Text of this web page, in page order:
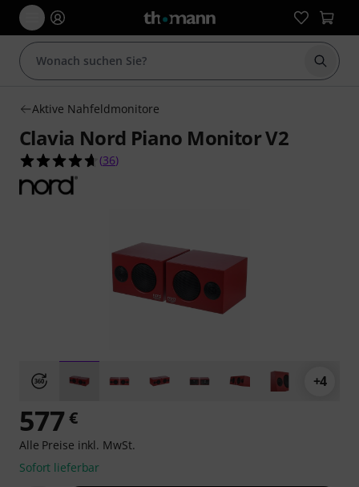
Suche
Aktive Nahfeldmonitore
Clavia Nord Piano Monitor V2
4.7 von 5 Sternen aus 36 Kundenbewertungen
(36)
+4
577 €
Alle Preise inkl. MwSt.
Sofort lieferbar